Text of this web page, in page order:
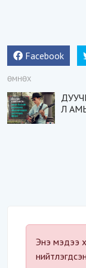
Facebook
ӨМНӨХ
Л
Энэ мэдээ